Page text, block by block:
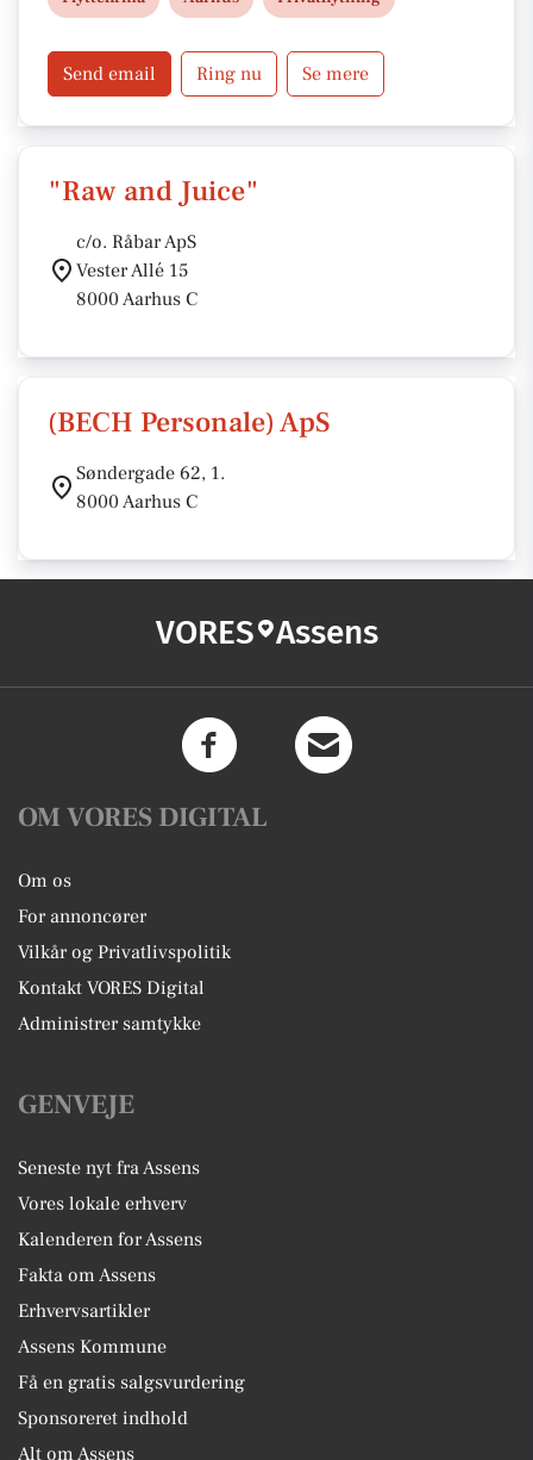
Kontakt os i dag for et tilbud.
Send email Ring nu Se mere
"Raw and Juice"
c/o. Råbar ApS
Vester Allé 15
8000 Aarhus C
(BECH Personale) ApS
Søndergade 62, 1.
8000 Aarhus C
VORES Assens
OM VORES DIGITAL
Om os
For annoncører
Vilkår og Privatlivspolitik
Kontakt VORES Digital
Administrer samtykke
GENVEJE
Seneste nyt fra Assens
Vores lokale erhverv
Kalenderen for Assens
Fakta om Assens
Erhvervsartikler
Assens Kommune
Få en gratis salgsvurdering
Sponsoreret indhold
Alt om Assens